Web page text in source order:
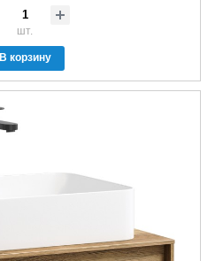
шт.
В корзину